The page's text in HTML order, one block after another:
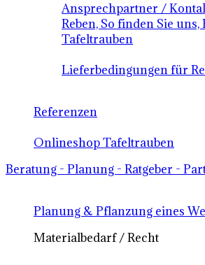
Ansprechpartner /
Reben, So finden Sie uns,
Tafeltrauben
Lieferbedingungen für
Referenzen
Onlineshop Tafeltrauben
Beratung - Planung - Ratgeber -
Planung & Pflanzung eines
Materialbedarf / Recht